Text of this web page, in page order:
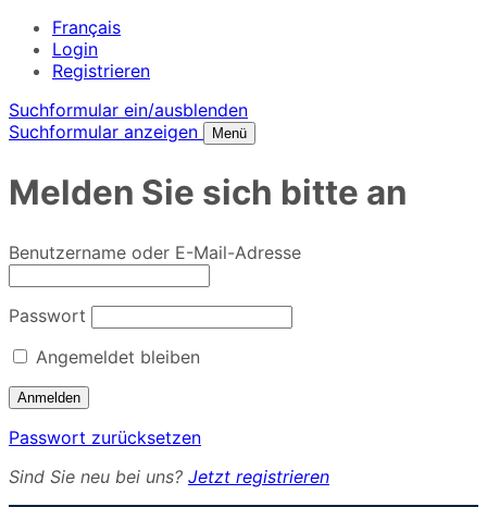
Français
Login
Registrieren
Suchformular ein/ausblenden
Suchformular anzeigen
Menü
Melden Sie sich bitte an
Benutzername oder E-Mail-Adresse
Passwort
Angemeldet bleiben
Passwort zurücksetzen
Sind Sie neu bei uns? Jetzt registrieren